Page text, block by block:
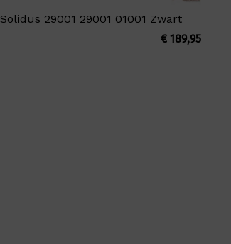
Solidus 29001 29001 01001 Zwart
€189,95